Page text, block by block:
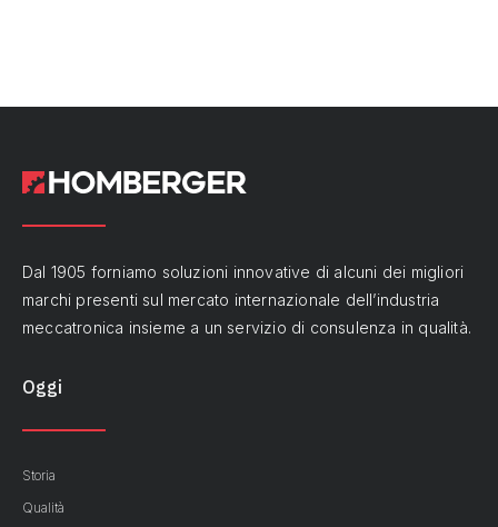
Dal 1905 forniamo soluzioni innovative di alcuni dei migliori
marchi presenti sul mercato internazionale dell’industria
meccatronica insieme a un servizio di consulenza in qualità.
Oggi
Storia
Qualità